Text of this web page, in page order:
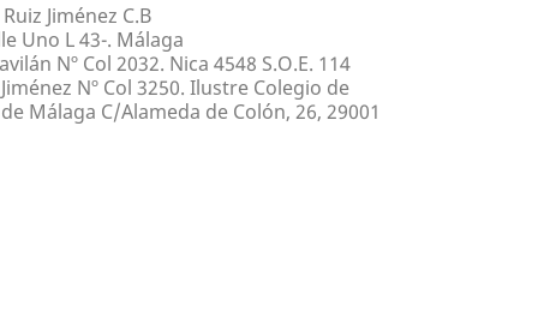
Jiménez C.B
Uno L 43-. Málaga
Nº Col 2032. Nica 4548 S.O.E. 114
Nº Col 3250. Ilustre Colegio de
Málaga C/Alameda de Colón, 26, 29001